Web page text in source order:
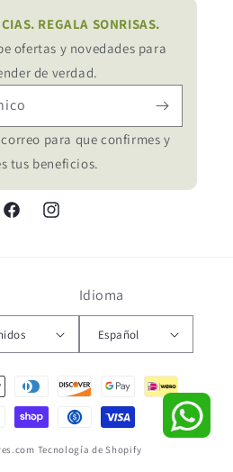
REGALA SONRISAS.
ofertas y novedades para
de verdad.
para que confirmes y
tus beneficios.
FacebookInstagram
Idioma
Español
Tecnología de Shopify